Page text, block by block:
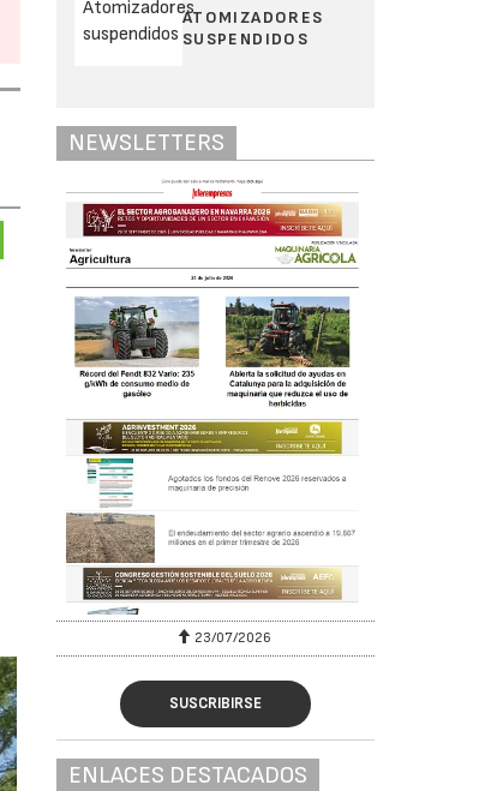
ATOMIZADORES
SUSPENDIDOS
NEWSLETTERS
23/07/2026
SUSCRIBIRSE
ENLACES DESTACADOS